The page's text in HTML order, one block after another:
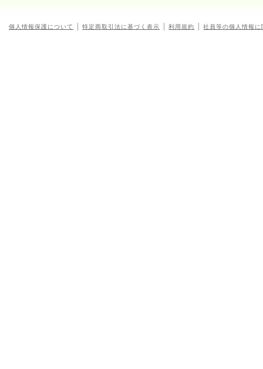
個人情報保護について 特定商取引法に基づく表示 利用規約 社員等の個人情報